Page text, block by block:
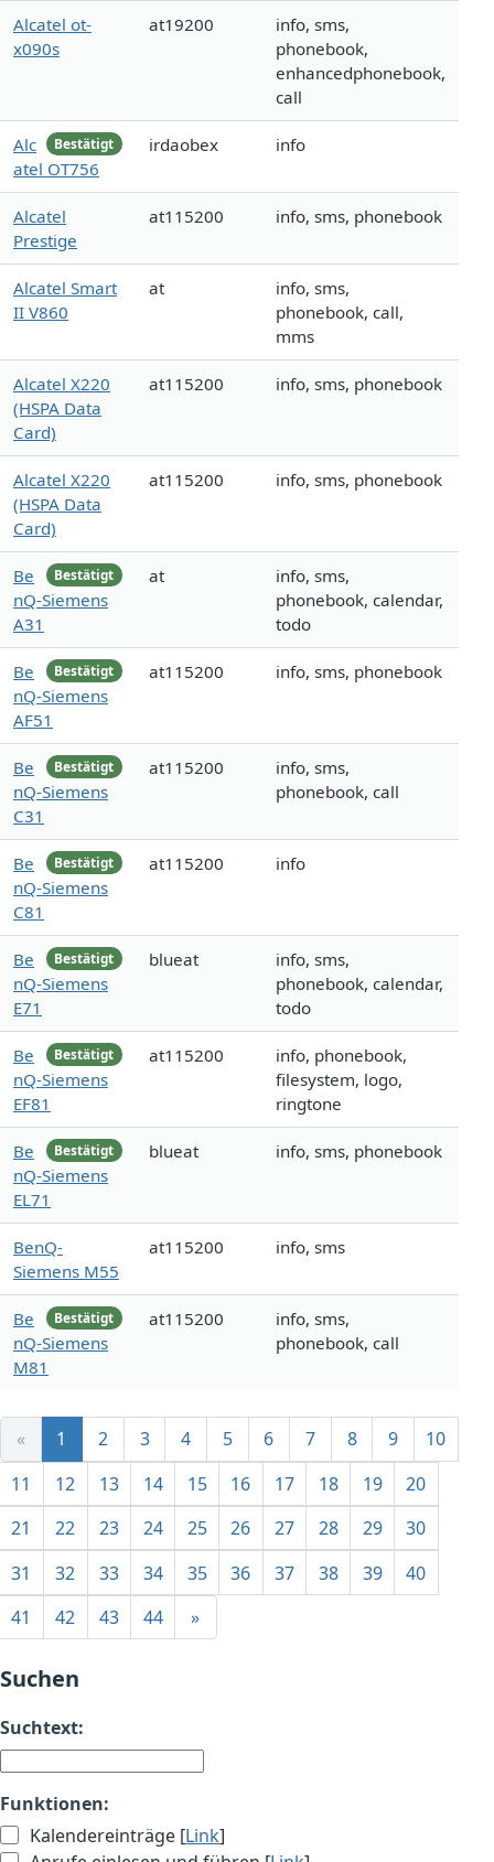
Alcatel ot-
x090s
at19200
info, sms,
phonebook,
enhancedphonebook,
call
Bestätigt
Alc
atel OT756
irdaobex info
Alcatel
Prestige
at115200 info, sms, phonebook
Alcatel Smart
II V860
at
info, sms,
phonebook, call,
mms
Alcatel X220
(HSPA Data
Card)
at115200 info, sms, phonebook
Alcatel X220
(HSPA Data
Card)
at115200 info, sms, phonebook
Bestätigt
Be
nQ-Siemens
A31
at
info, sms,
phonebook, calendar,
todo
Bestätigt
Be
nQ-Siemens
AF51
at115200 info, sms, phonebook
Bestätigt
Be
nQ-Siemens
C31
at115200
info, sms,
phonebook, call
Bestätigt
Be
nQ-Siemens
C81
at115200 info
Bestätigt
Be
nQ-Siemens
E71
blueat
info, sms,
phonebook, calendar,
todo
Bestätigt
Be
nQ-Siemens
EF81
at115200
info, phonebook,
filesystem, logo,
ringtone
Bestätigt
Be
nQ-Siemens
EL71
blueat info, sms, phonebook
BenQ-
Siemens M55
at115200 info, sms
Bestätigt
Be
nQ-Siemens
M81
at115200
info, sms,
phonebook, call
« 1 2 3 4 5 6 7 8 9
10
11
12 13 14 15 16 17 18 19
20
21
22 23 24 25 26 27 28 29
30
31
32 33 34 35 36 37 38 39
40
41
42 43 44 »
Suchen
Suchtext:
Funktionen:
Kalendereinträge [Link]